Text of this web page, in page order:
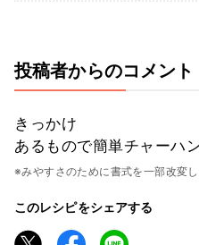
投稿者からのコメント
きっかけ
あるもので簡単チャーハ
※みやすさのために書式を一部改変し
このレシピをシェアする